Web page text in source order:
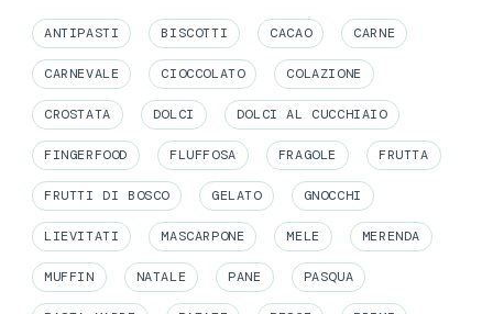
ANTIPASTI BISCOTTI CACAO CARNE
CARNEVALE CIOCCOLATO COLAZIONE
CROSTATA DOLCI DOLCI AL CUCCHIAIO
FINGERFOOD FLUFFOSA FRAGOLE FRUTTA
FRUTTI DI BOSCO GELATO GNOCCHI
LIEVITATI MASCARPONE MELE MERENDA
MUFFIN NATALE PANE PASQUA